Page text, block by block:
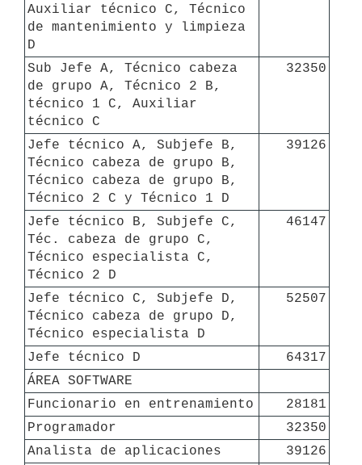
Auxiliar técnico C, Técnico
de mantenimiento y limpieza
D
Sub Jefe A, Técnico cabeza
de grupo A, Técnico 2 B,
técnico 1 C, Auxiliar
técnico C
32350
Jefe técnico A, Subjefe B,
Técnico cabeza de grupo B,
Técnico cabeza de grupo B,
Técnico 2 C y Técnico 1 D
39126
Jefe técnico B, Subjefe C,
Téc. cabeza de grupo C,
Técnico especialista C,
Técnico 2 D
46147
Jefe técnico C, Subjefe D,
Técnico cabeza de grupo D,
Técnico especialista D
52507
Jefe técnico D
64317
ÁREA SOFTWARE
Funcionario en entrenamiento
28181
Programador
32350
Analista de aplicaciones
39126